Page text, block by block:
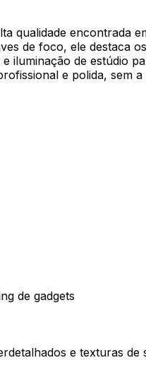
qualidade
de foco, ele destaca
iluminação de estúdio
e polida, sem
de gadgets
e texturas